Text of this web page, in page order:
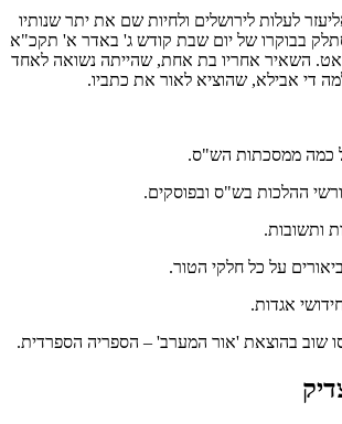
לעלות לירושלים ולחיות שם את יתר שנותיו
בבוקרו של יום שבת קודש ג' באדר א' תקכ"א
השאיר אחריו בת אחת, שהייתה נשואה לאחד
די אבילא, שהוציא לאור את כתביו.
כמה ממסכתות הש"ס.
ההלכות בש"ס ובפוסקים.
ותשובות.
על כל חלקי הטור.
אגדות.
שוב בהוצאת 'אור המערב' – הספריה הספרדית.